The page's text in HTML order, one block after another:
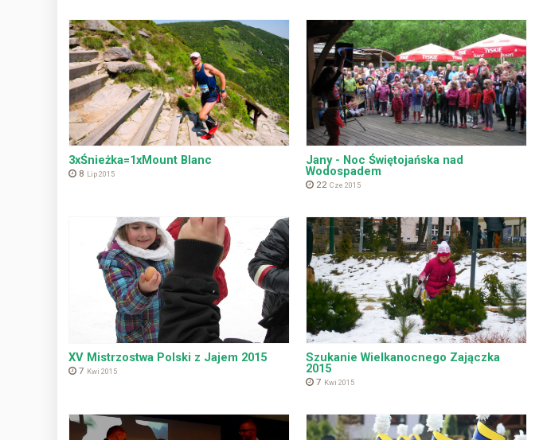
3xŚnieżka=1xMount Blanc
8 Lip 2015
Jany - Noc Świętojańska nad
Wodospadem
22 Cze 2015
XV Mistrzostwa Polski z Jajem 2015
7 Kwi 2015
Szukanie Wielkanocnego Zajączka
2015
7 Kwi 2015